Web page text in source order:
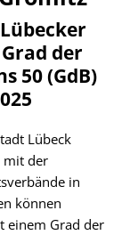
der
50 (GdB)
Lübeck
mit der
in
können
einem Grad der